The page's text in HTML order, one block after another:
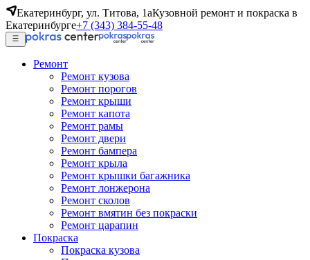
Екатеринбург, ул. Титова, 1аКузовной ремонт и покраска в
Екатеринбурге+7 (343) 384-55-48
Ремонт
Ремонт кузова
Ремонт порогов
Ремонт крыши
Ремонт капота
Ремонт рамы
Ремонт двери
Ремонт бампера
Ремонт крыла
Ремонт крышки багажника
Ремонт лонжерона
Ремонт сколов
Ремонт вмятин без покраски
Ремонт царапин
Покраска
Покраска кузова